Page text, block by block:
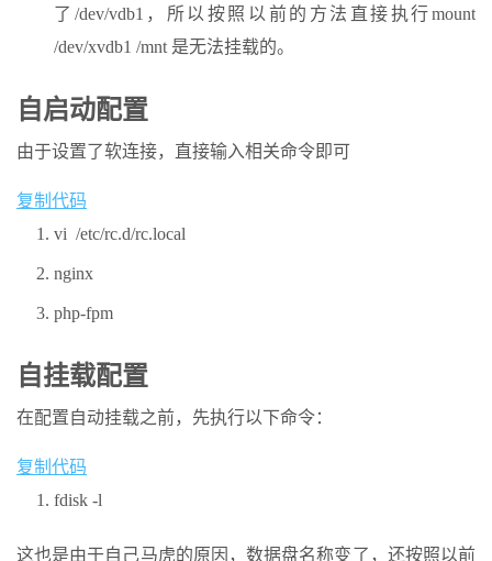
了/dev/vdb1，所以按照以前的方法直接执行mount
/dev/xvdb1 /mnt 是无法挂载的。
自启动配置
由于设置了软连接，直接输入相关命令即可
复制代码
vi /etc/rc.d/rc.local
nginx
php-fpm
自挂载配置
在配置自动挂载之前，先执行以下命令：
复制代码
fdisk -l
这也是由于自己马虎的原因，数据盘名称变了，还按照以前